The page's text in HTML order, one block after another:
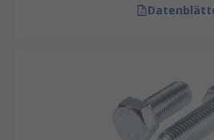
verfügen oft über einen
Schrauben sind nach metrischen
klassifiziert und finden in vielen
Anwendungen Verwendung.